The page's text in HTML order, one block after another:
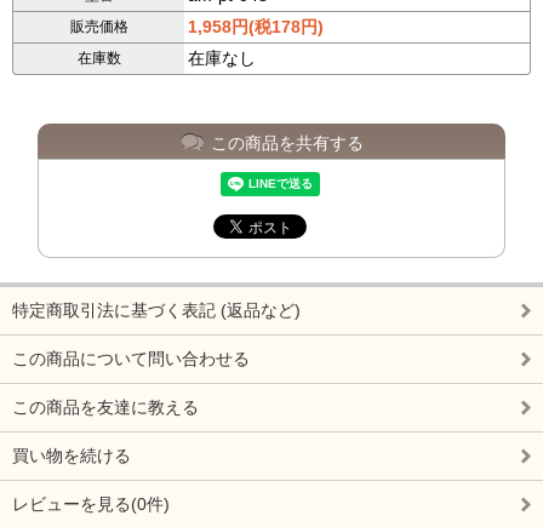
販売価格 1,958円(税178円)
在庫数 在庫なし
この商品を共有する
特定商取引法に基づく表記 (返品など)
この商品について問い合わせる
この商品を友達に教える
買い物を続ける
レビューを見る(0件)